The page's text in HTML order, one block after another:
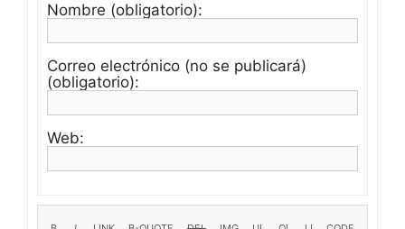
Nombre (obligatorio):
Correo electrónico (no se publicará)
(obligatorio):
Web: